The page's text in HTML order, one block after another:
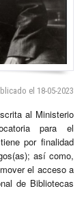
el 18-05-2023
al Ministerio
para el
por finalidad
así como,
el acceso a
de Bibliotecas